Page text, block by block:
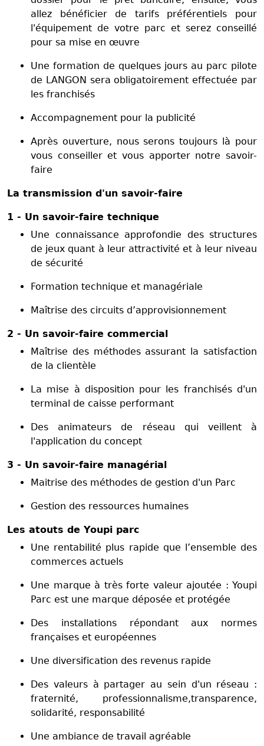
allez bénéficier de tarifs préférentiels pour
l'équipement de votre parc et serez conseillé
pour sa mise en œuvre
Une formation de quelques jours au parc pilote
de LANGON sera obligatoirement effectuée par
les franchisés
Accompagnement pour la publicité
Après ouverture, nous serons toujours là pour
vous conseiller et vous apporter notre savoir-
faire
La transmission d'un savoir-faire
1 - Un savoir-faire technique
Une connaissance approfondie des structures
de jeux quant à leur attractivité et à leur niveau
de sécurité
Formation technique et managériale
Maîtrise des circuits d’approvisionnement
2 - Un savoir-faire commercial
Maîtrise des méthodes assurant la satisfaction
de la clientèle
La mise à disposition pour les franchisés d'un
terminal de caisse performant
Des animateurs de réseau qui veillent à
l'application du concept
3 - Un savoir-faire managérial
Maitrise des méthodes de gestion d'un Parc
Gestion des ressources humaines
Les atouts de Youpi parc
Une rentabilité plus rapide que l’ensemble des
commerces actuels
Une marque à très forte valeur ajoutée : Youpi
Parc est une marque déposée et protégée
Des installations répondant aux normes
françaises et européennes
Une diversification des revenus rapide
Des valeurs à partager au sein d'un réseau :
fraternité, professionnalisme,transparence,
solidarité, responsabilité
Une ambiance de travail agréable